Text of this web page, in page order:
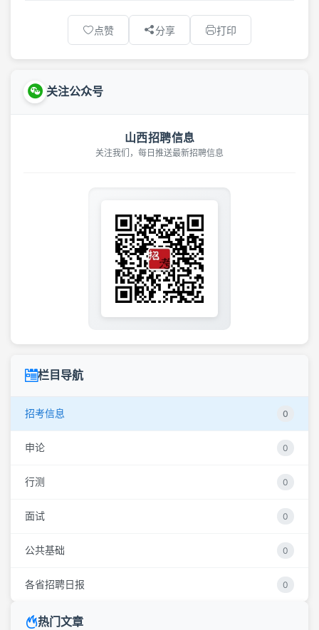
点赞 分享 打印
关注公众号
山西招聘信息
关注我们，每日推送最新招聘信息
栏目导航
招考信息 0
申论 0
行测 0
面试 0
公共基础 0
各省招聘日报 0
热门文章